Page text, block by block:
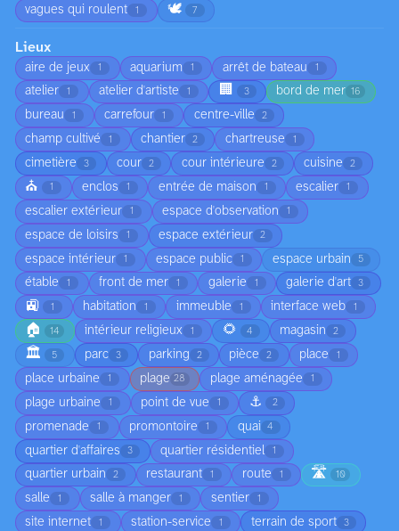
vagues qui roulent 1 🕊️ 7
Lieux
aire de jeux 1 aquarium 1 arrêt de bateau 1
atelier 1 atelier d'artiste 1 🏢 3 bord de mer 16
bureau 1 carrefour 1 centre-ville 2
champ cultivé 1 chantier 2 chartreuse 1
cimetière 3 cour 2 cour intérieure 2 cuisine 2
⛪ 1 enclos 1 entrée de maison 1 escalier 1
escalier extérieur 1 espace d'observation 1
espace de loisirs 1 espace extérieur 2
espace intérieur 1 espace public 1 espace urbain 5
étable 1 front de mer 1 galerie 1 galerie d'art 3
🚉 1 habitation 1 immeuble 1 interface web 1
🏠 14 intérieur religieux 1 🌻 4 magasin 2
🏛️ 5 parc 3 parking 2 pièce 2 place 1
place urbaine 1 plage 28 plage aménagée 1
plage urbaine 1 point de vue 1 ⚓ 2
promenade 1 promontoire 1 quai 4
quartier d'affaires 3 quartier résidentiel 1
quartier urbain 2 restaurant 1 route 1 🛣️ 10
salle 1 salle à manger 1 sentier 1
site internet 1 station-service 1 terrain de sport 3